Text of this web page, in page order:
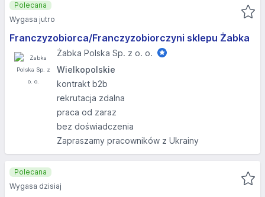
Franczyzobiorca/Franczyzobiorczyni sklepu Żabka
Żabka Polska Sp. z o. o.
Wielkopolskie
kontrakt b2b
rekrutacja zdalna
praca od zaraz
bez doświadczenia
Zapraszamy pracowników z Ukrainy
Polecana
Wygasa jutro
Polecana
Wygasa dzisiaj